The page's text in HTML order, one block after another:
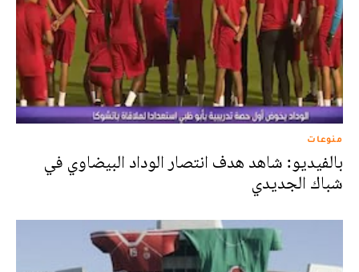
منوعات
بالفيديو: شاهد هدف انتصار الوداد البيضاوي في
شباك الجديدي